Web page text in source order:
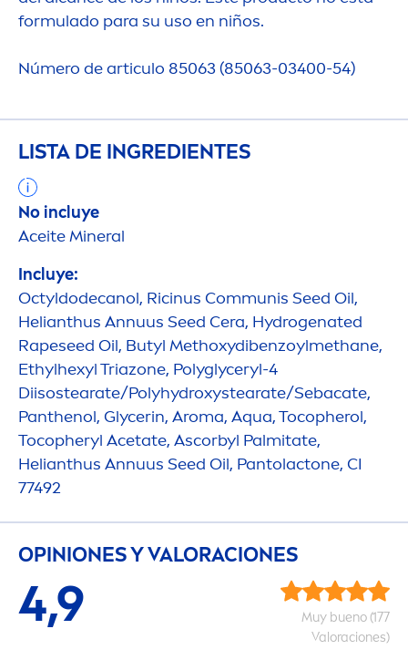
formulado para su uso en niños.
Número de articulo 85063 (85063-03400-54)
LISTA DE INGREDIENTES
No incluye
Aceite Mineral
Incluye:
Octyldodecanol, Ricinus Communis Seed Oil,
Helianthus Annuus Seed Cera, Hydrogenated
Rapeseed Oil, Butyl Methoxydibenzoylmethane,
Ethylhexyl Triazone, Polyglyceryl-4
Diisostearate/Polyhydroxystearate/Sebacate,
Panthenol, Glycerin, Aroma, Aqua, Tocopherol,
Tocopheryl Acetate, Ascorbyl Palmitate,
Helianthus Annuus Seed Oil, Pantolactone, CI
77492
OPINIONES Y VALORACIONES
4,9
Muy bueno (177
Valoraciones)